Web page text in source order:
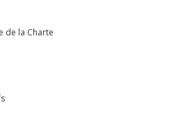
de la Charte